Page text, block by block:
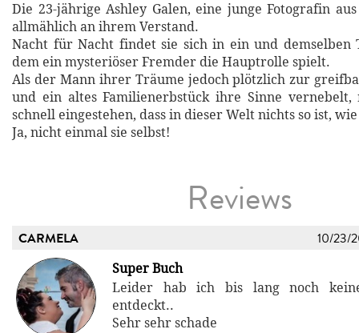
Die 23-jährige Ashley Galen, eine junge Fotografin
allmählich an ihrem Verstand.
Nacht für Nacht findet sie sich in ein und demselben
dem ein mysteriöser Fremder die Hauptrolle spielt.
Als der Mann ihrer Träume jedoch plötzlich zur
und ein altes Familienerbstück ihre Sinne vernebelt,
schnell eingestehen, dass in dieser Welt nichts so ist,
Ja, nicht einmal sie selbst!
Reviews
CARMELA 10/23/
Super Buch
Leider hab ich bis lang noch
entdeckt..
Sehr sehr schade